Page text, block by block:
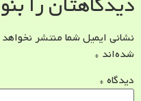
نشانی ایمیل شما منتشر
شده‌اند *
دیدگاه *